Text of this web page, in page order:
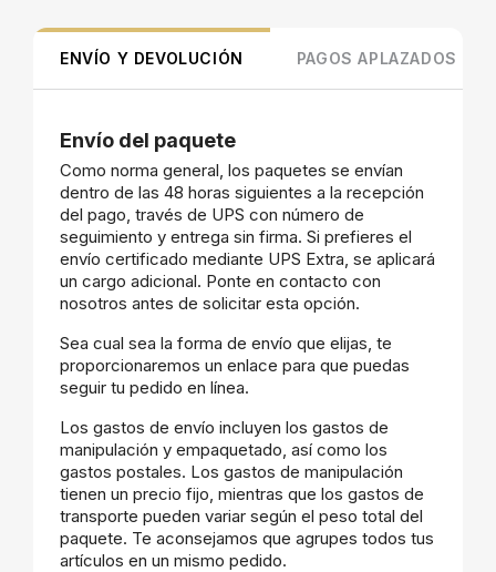
ENVÍO Y DEVOLUCIÓN PAGOS APLAZADOS
Envío del paquete
Como norma general, los paquetes se envían
dentro de las 48 horas siguientes a la recepción
del pago, través de UPS con número de
seguimiento y entrega sin firma. Si prefieres el
envío certificado mediante UPS Extra, se aplicará
un cargo adicional. Ponte en contacto con
nosotros antes de solicitar esta opción.
Sea cual sea la forma de envío que elijas, te
proporcionaremos un enlace para que puedas
seguir tu pedido en línea.
Los gastos de envío incluyen los gastos de
manipulación y empaquetado, así como los
gastos postales. Los gastos de manipulación
tienen un precio fijo, mientras que los gastos de
transporte pueden variar según el peso total del
paquete. Te aconsejamos que agrupes todos tus
artículos en un mismo pedido.